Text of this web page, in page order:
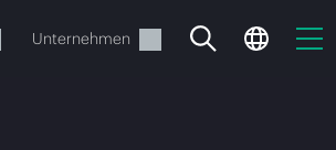
Unternehmen